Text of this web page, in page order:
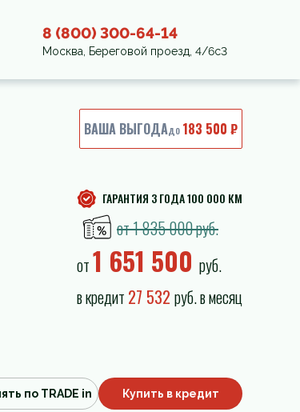
8 (800) 300-64-14
Москва, Береговой проезд, 4/6с3
ВАША ВЫГОДАдо183 500 ₽
ГАРАНТИЯ 3 ГОДА 100 000 КМ
от 1 835 000 руб.
от1 651 500 руб.
в кредит 27 532 руб. в месяц
по TRADE in Купить в кредит